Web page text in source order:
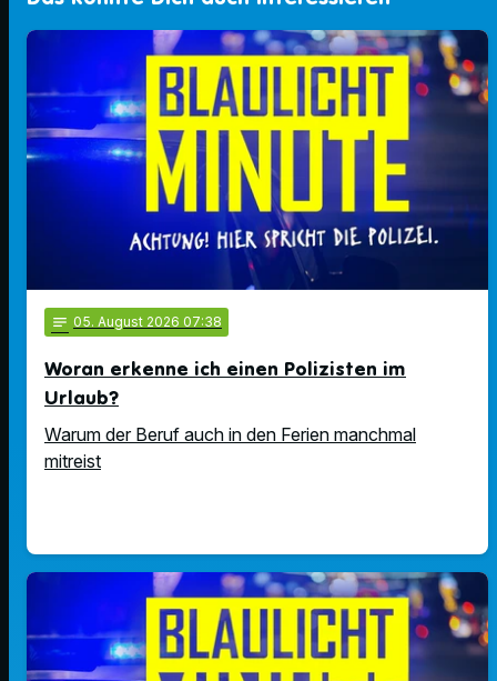
notes 05. August 2026 07:38
Woran erkenne ich einen Polizisten im
Urlaub?
Warum der Beruf auch in den Ferien manchmal
mitreist